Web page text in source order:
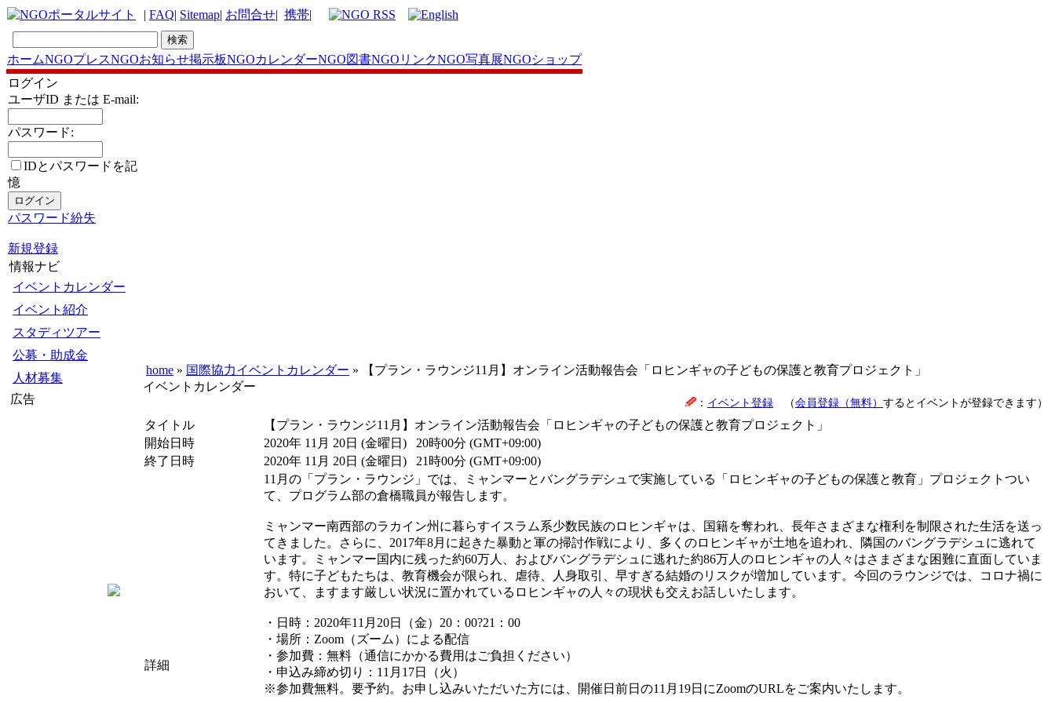
| FAQ| Sitemap| お問合せ| 携帯|
ホームNGOプレスNGOお知らせ掲示板NGOカレンダーNGO図書NGOリンクNGO写真展NGOショップ
ログイン
ユーザID または E-mail:
パスワード:
IDとパスワードを記
憶
パスワード紛失
新規登録
情報ナビ
イベントカレンダー
イベント紹介
スタディツアー
公募・助成金
人材募集
広告
home » 国際協力イベントカレンダー » 【プラン・ラウンジ11月】オンライン活動報告会「ロヒンギャの子どもの保護と教育プロジェクト」
イベントカレンダー
： イベント登録 （会員登録（無料） するとイベントが登録できます）
タイトル
【プラン・ラウンジ11月】オンライン活動報告会「ロヒンギャの子どもの保護と教育プロジェクト」
開始日時
2020年 11月 20日 (金曜日) 20時00分 (GMT+09:00)
終了日時
2020年 11月 20日 (金曜日) 21時00分 (GMT+09:00)
詳細
11月の「プラン・ラウンジ」では、ミャンマーとバングラデシュで実施している「ロヒンギャの子どもの保護と教育」プロジェクトつい
て、プログラム部の倉橋職員が報告します。
ミャンマー南西部のラカイン州に暮らすイスラム系少数民族のロヒンギャは、国籍を奪われ、長年さまざまな権利を制限された生活を送っ
てきました。さらに、2017年8月に起きた暴動と軍の掃討作戦により、多くのロヒンギャが土地を追われ、隣国のバングラデシュに逃れて
います。ミャンマー国内に残った約60万人、およびバングラデシュに逃れた約86万人のロヒンギャの人々はさまざまな困難に直面していま
す。特に子どもたちは、教育機会が限られ、虐待、人身取引、早すぎる結婚のリスクが増加しています。今回のラウンジでは、コロナ禍に
おいて、ますます厳しい状況に置かれているロヒンギャの人々の現状も交えお話しいたします。
・日時：2020年11月20日（金）20：00?21：00
・場所：Zoom（ズーム）による配信
・参加費：無料（通信にかかる費用はご負担ください）
・申込み締め切り：11月17日（火）
※参加費無料。要予約。お申し込みいただいた方には、開催日前日の11月19日にZoomのURLをご案内いたします。